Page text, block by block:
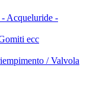
- Acqueluride -
ecc
/ Valvola